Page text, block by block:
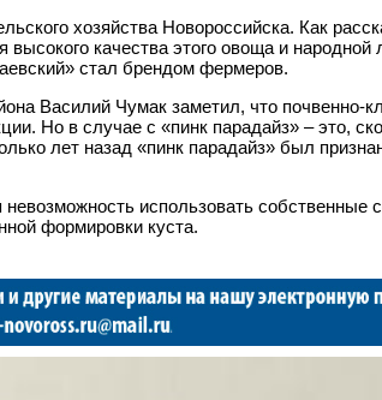
хозяйства Новороссийска. Как
высокого качества этого овоща и народной
стал брендом фермеров.
Василий Чумак заметил, что почвенно-
Но в случае с «пинк парадайз» – это,
лет назад «пинк парадайз» был
использовать собственные
формировки куста.